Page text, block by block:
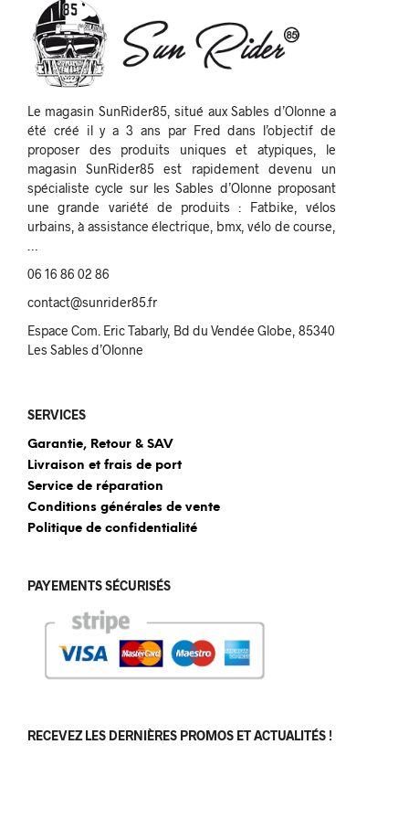
Le magasin SunRider85, situé aux Sables d’Olonne a
été créé il y a 3 ans par Fred dans l’objectif de
proposer des produits uniques et atypiques, le
magasin SunRider85 est rapidement devenu un
spécialiste cycle sur les Sables d’Olonne proposant
une grande variété de produits : Fatbike, vélos
urbains, à assistance électrique, bmx, vélo de course,
06 16 86 02 86
contact@sunrider85.fr
Espace Com. Eric Tabarly, Bd du Vendée Globe, 85340
Les Sables d’Olonne
SERVICES
Garantie, Retour & SAV
Livraison et frais de port
Service de réparation
Conditions générales de vente
Politique de confidentialité
PAYEMENTS SÉCURISÉS
RECEVEZ LES DERNIÈRES PROMOS ET ACTUALITÉS !